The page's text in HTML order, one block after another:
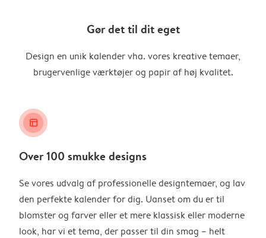
Gør det til dit eget
Design en unik kalender vha. vores kreative temaer,
brugervenlige værktøjer og papir af høj kvalitet.
layout_alt
Over 100 smukke designs
Se vores udvalg af professionelle designtemaer, og lav
den perfekte kalender for dig. Uanset om du er til
blomster og farver eller et mere klassisk eller moderne
look, har vi et tema, der passer til din smag – helt